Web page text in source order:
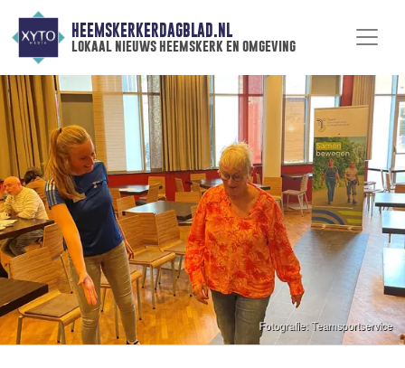
HEEMSKERKERDAGBLAD.NL
lokaal nieuws heemskerk en omgeving